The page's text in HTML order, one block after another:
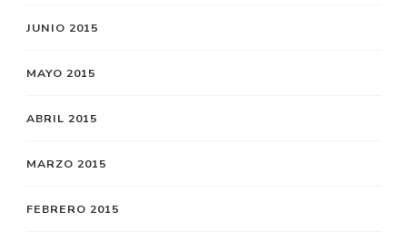
JUNIO 2015
MAYO 2015
ABRIL 2015
MARZO 2015
FEBRERO 2015